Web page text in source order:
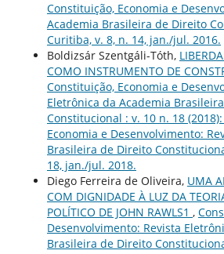
Constituição, Economia e
Academia Brasileira de Direito
Curitiba, v. 8, n. 14, jan./jul. 2016.
Boldizsár Szentgáli-Tóth,
COMO INSTRUMENTO DE
Constituição, Economia e
Eletrônica da Academia
Constitucional : v. 10 n. 18
Economia e Desenvolvimento:
Brasileira de Direito
18, jan./jul. 2018.
Diego Ferreira de Oliveira, UMA
COM DIGNIDADE À LUZ DA
POLÍTICO DE JOHN RAWLS1 ,
Desenvolvimento: Revista
Brasileira de Direito